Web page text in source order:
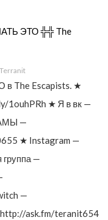
ЭТО ╬╬ The
Terranit
в The Escapists. ★
1ouhPRh ★ Я в вк —
—
★ Instagram —
—
—
ask.fm/teranit654